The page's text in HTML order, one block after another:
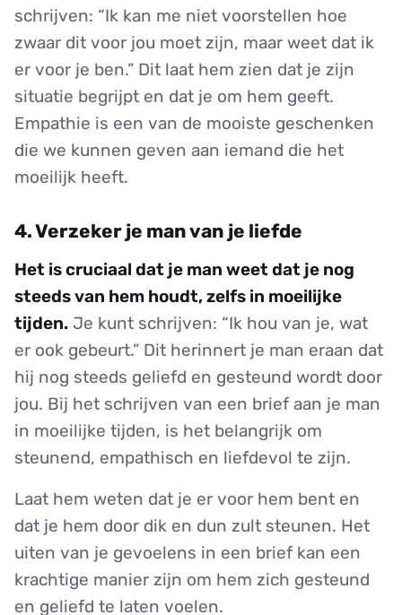
schrijven: “Ik kan me niet voorstellen hoe
zwaar dit voor jou moet zijn, maar weet dat ik
er voor je ben.” Dit laat hem zien dat je zijn
situatie begrijpt en dat je om hem geeft.
Empathie is een van de mooiste geschenken
die we kunnen geven aan iemand die het
moeilijk heeft.
4. Verzeker je man van je liefde
Het is cruciaal dat je man weet dat je nog
steeds van hem houdt, zelfs in moeilijke
tijden. Je kunt schrijven: “Ik hou van je, wat
er ook gebeurt.” Dit herinnert je man eraan dat
hij nog steeds geliefd en gesteund wordt door
jou. Bij het schrijven van een brief aan je man
in moeilijke tijden, is het belangrijk om
steunend, empathisch en liefdevol te zijn.
Laat hem weten dat je er voor hem bent en
dat je hem door dik en dun zult steunen. Het
uiten van je gevoelens in een brief kan een
krachtige manier zijn om hem zich gesteund
en geliefd te laten voelen.